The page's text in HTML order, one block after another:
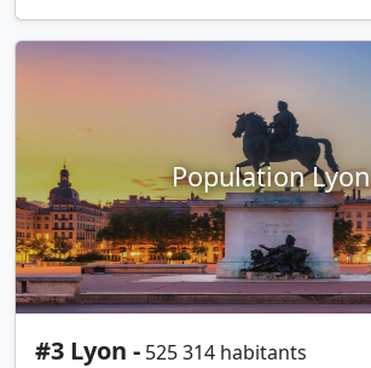
Population Lyon
#3 Lyon - 525 314 habitants